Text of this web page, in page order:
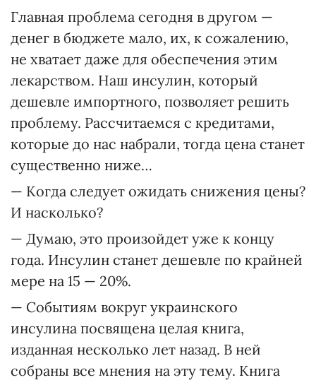
Главная проблема сегодня в другом —
денег в бюджете мало, их, к сожалению,
не хватает даже для обеспечения этим
лекарством. Наш инсулин, который
дешевле импортного, позволяет решить
проблему. Рассчитаемся с кредитами,
которые до нас набрали, тогда цена станет
существенно ниже…
— Когда следует ожидать снижения цены?
И насколько?
— Думаю, это произойдет уже к концу
года. Инсулин станет дешевле по крайней
мере на 15 — 20%.
— Событиям вокруг украинского
инсулина посвящена целая книга,
изданная несколько лет назад. В ней
собраны все мнения на эту тему. Книга